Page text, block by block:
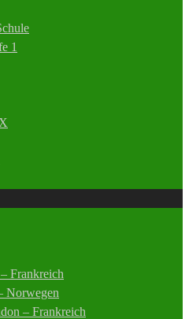
1
Frankreich
Norwegen
– Frankreich